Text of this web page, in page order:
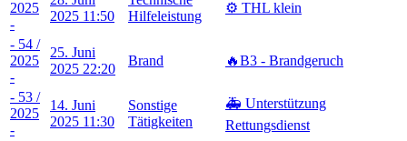
2025
-
2025 11:50
Hilfeleistung
⚙️ THL klein
- 54 /
2025
-
25. Juni
2025 22:20
Brand 🔥B3 - Brandgeruch
- 53 /
2025
-
14. Juni
2025 11:30
Sonstige
Tätigkeiten
🚑 Unterstützung
Rettungsdienst